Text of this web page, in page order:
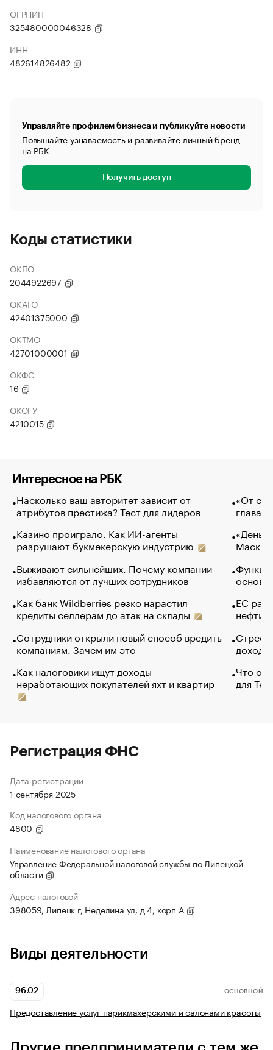
ОГРНИП
325480000046328
ИНН
482614826482
Управляйте профилем бизнеса и публикуйте новости
Повышайте узнаваемость и развивайте личный бренд
на РБК
Получить доступ
Коды статистики
ОКПО
2044922697
ОКАТО
42401375000
ОКТМО
42701000001
ОКФС
16
ОКОГУ
4210015
Интересное на РБК
Насколько ваш авторитет зависит от
атрибутов престижа? Тест для лидеров
Казино проиграло. Как ИИ-агенты
разрушают букмекерскую индустрию
Выживают сильнейших. Почему компании
избавляются от лучших сотрудников
Как банк Wildberries резко нарастил
кредиты селлерам до атак на склады
Сотрудники открыли новый способ вредить
компаниям. Зачем им это
Как налоговики ищут доходы
неработающих покупателей яхт и квартир
«От
глава
Маск в
основ
ЕС
нефти
Что
для
Регистрация ФНС
Дата регистрации
1 сентября 2025
Код налогового органа
4800
Наименование налогового органа
Управление Федеральной налоговой службы по Липецкой
области
Адрес налоговой
398059, Липецк г, Неделина ул, д 4, корп А
Виды деятельности
96.02 ОСНОВНОЙ
Предоставление услуг парикмахерскими и салонами красоты